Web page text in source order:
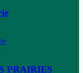
PRAIRIES